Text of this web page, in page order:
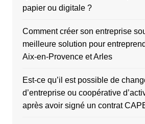
papier ou digitale ?
Comment créer son entreprise
meilleure solution pour
Aix-en-Provence et Arles
Est-ce qu’il est possible de
d’entreprise ou coopérative
après avoir signé un contrat